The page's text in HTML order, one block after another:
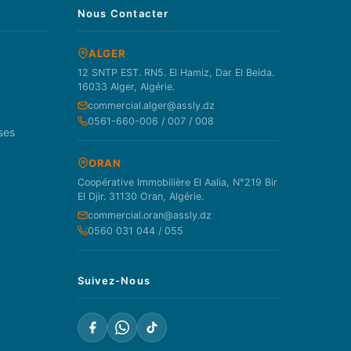
Nous Contacter
ALGER
12 SNTP EST. RN5. El Hamiz, Dar El Beida.
16033 Alger, Algérie.
commercial.alger@assly.dz
0561-660-006 / 007 / 008
ORAN
Coopérative Immobilière El Aalia, N°219 Bir
El Djir. 31130 Oran, Algérie.
commercial.oran@assly.dz
0560 031 044 / 055
Suivez-Nous